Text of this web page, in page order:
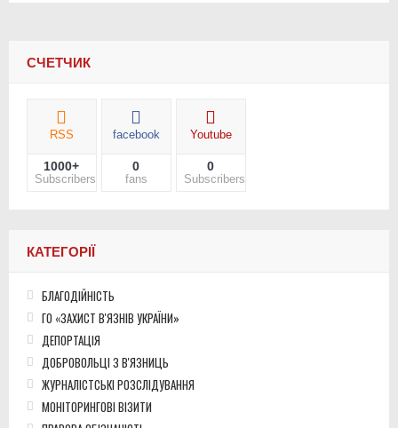
СЧЕТЧИК
RSS
1000+
Subscribers
facebook
0
fans
Youtube
0
Subscribers
КАТЕГОРІЇ
БЛАГОДІЙНІСТЬ
ГО «ЗАХИСТ В'ЯЗНІВ УКРАЇНИ»
ДЕПОРТАЦІЯ
ДОБРОВОЛЬЦІ З В'ЯЗНИЦЬ
ЖУРНАЛІСТСЬКІ РОЗСЛІДУВАННЯ
МОНІТОРИНГОВІ ВІЗИТИ